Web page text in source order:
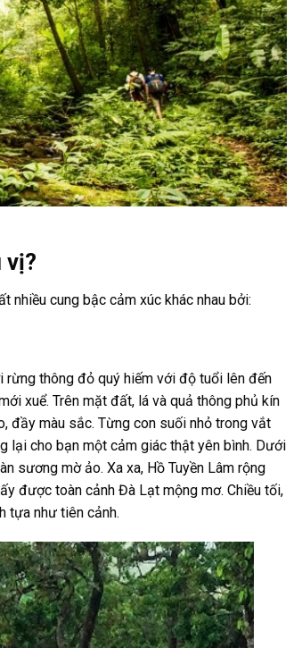
vị?
nhiều cung bậc cảm xúc khác nhau bởi:
rừng thông đỏ quý hiếm với độ tuổi lên đến
xuể. Trên mặt đất, lá và quả thông phủ kín
đầy màu sắc. Từng con suối nhỏ trong vắt
lại cho bạn một cảm giác thật yên bình. Dưới
sương mờ ảo. Xa xa, Hồ Tuyền Lâm rộng
được toàn cảnh Đà Lạt mộng mơ. Chiều tối,
tựa như tiên cảnh.